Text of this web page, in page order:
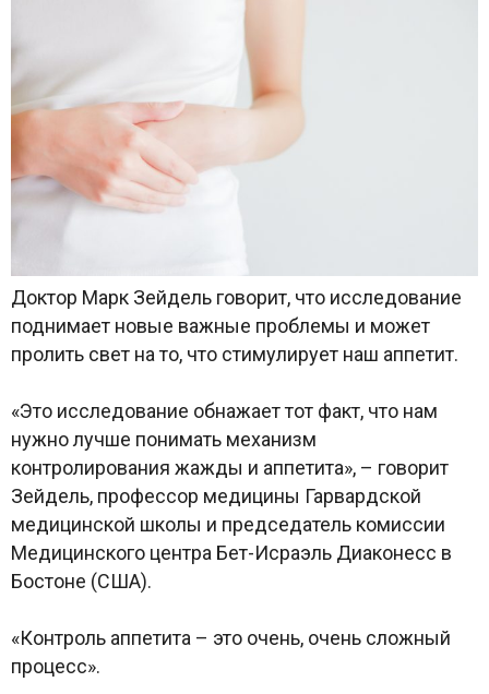
Доктор Марк Зейдель говорит, что исследование
поднимает новые важные проблемы и может
пролить свет на то, что стимулирует наш аппетит.
«Это исследование обнажает тот факт, что нам
нужно лучше понимать механизм
контролирования жажды и аппетита», – говорит
Зейдель, профессор медицины Гарвардской
медицинской школы и председатель комиссии
Медицинского центра Бет-Исраэль Диаконесс в
Бостоне (США).
«Контроль аппетита – это очень, очень сложный
процесс».